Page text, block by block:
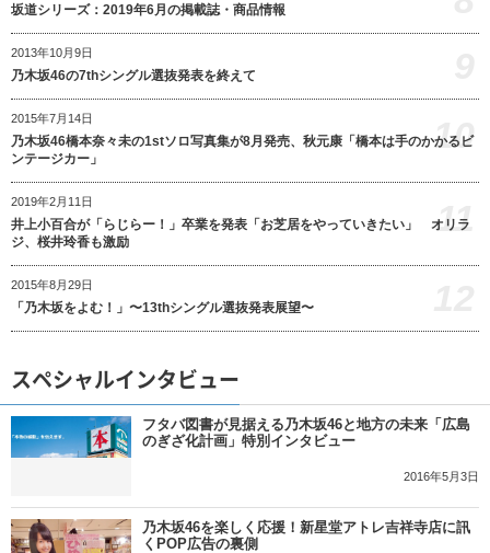
坂道シリーズ：2019年6月の掲載誌・商品情報
2013年10月9日
乃木坂46の7thシングル選抜発表を終えて
2015年7月14日
乃木坂46橋本奈々未の1stソロ写真集が8月発売、秋元康「橋本は手のかかるビ
ンテージカー」
10
2019年2月11日
井上小百合が「らじらー！」卒業を発表「お芝居をやっていきたい」 オリラ
ジ、桜井玲香も激励
11
2015年8月29日
「乃木坂をよむ！」〜13thシングル選抜発表展望〜
スペシャルインタビュー
フタバ図書が見据える乃木坂46と地方の未来「広島
のぎざ化計画」特別インタビュー
2016年5月3日
乃木坂46を楽しく応援！新星堂アトレ吉祥寺店に訊
くPOP広告の裏側